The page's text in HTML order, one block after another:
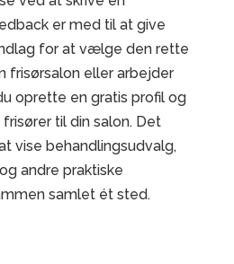
er med til at give
for at vælge den rette
frisørsalon eller arbejder
oprette en gratis profil og
til din salon. Det
vise behandlingsudvalg,
andre praktiske
samlet ét sted.